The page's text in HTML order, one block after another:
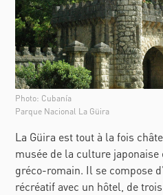
Photo: Cubanía
Parque Nacional La Güira
La Güira est tout à la fois
musée de la culture
gréco-romain. Il se compose
récréatif avec un hôtel, de